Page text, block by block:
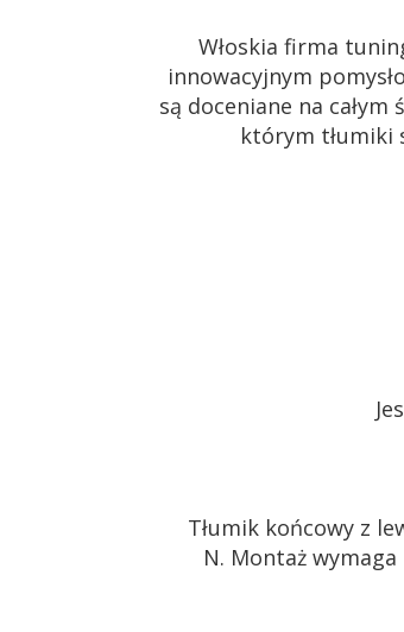
Włoskia firma
innowacyjnym
są doceniane na
którym tłumiki
Tłumik końcowy z
N. Montaż